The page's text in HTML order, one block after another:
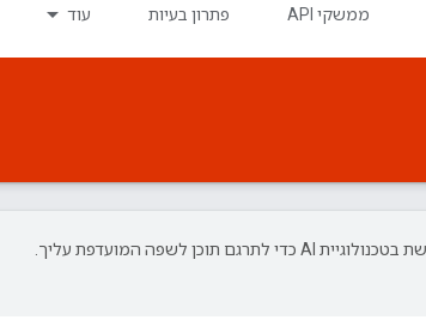
ממשקי API פתרון בעיות עוד
‫Google משתמשת בטכנולוגיית AI כדי לתרגם תוכן לשפה המועדפת עליך.